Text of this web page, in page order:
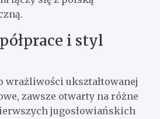
i styl
wrażliwości ukształtowanej
zawsze otwarty na różne
jugosłowiańskich